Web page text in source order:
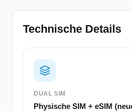
Technische Details
DUAL SIM
Physische SIM + eSIM